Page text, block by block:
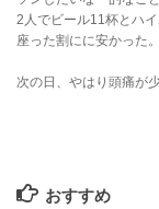
2人でビール11杯とハ
座った割にに安かった
次の日、やはり頭痛が少
おすすめ